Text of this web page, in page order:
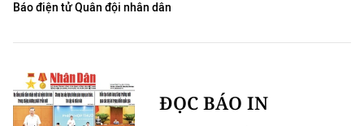
Báo điện tử Quân đội nhân dân
ĐỌC BÁO IN